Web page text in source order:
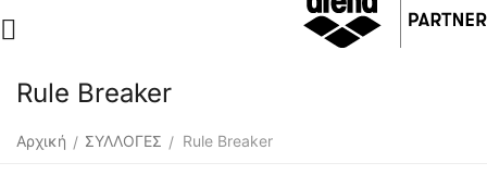
Rule Breaker
Αρχική / ΣΥΛΛΟΓΕΣ / Rule Breaker